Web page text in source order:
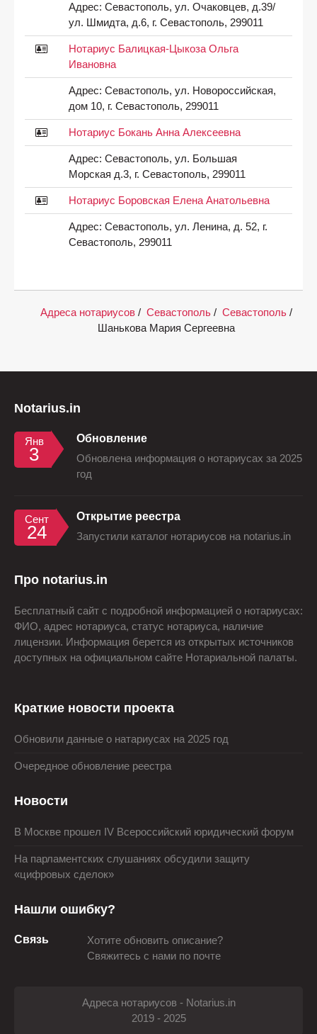
Адрес: Севастополь, ул. Очаковцев, д.39/
ул. Шмидта, д.6, г. Севастополь, 299011
Нотариус Балицкая-Цыкоза Ольга
Ивановна
Адрес: Севастополь, ул. Новороссийская,
дом 10, г. Севастополь, 299011
Нотариус Бокань Анна Алексеевна
Адрес: Севастополь, ул. Большая
Морская д.3, г. Севастополь, 299011
Нотариус Боровская Елена Анатольевна
Адрес: Севастополь, ул. Ленина, д. 52, г.
Севастополь, 299011
Адреса нотариусов / Севастополь / Севастополь /
Шанькова Мария Сергеевна
Notarius.in
Янв
3
Обновление
Обновлена информация о нотариусах за 2025
год
Сент
24
Открытие реестра
Запустили каталог нотариусов на notarius.in
Про notarius.in
Бесплатный сайт с подробной информацией о нотариусах:
ФИО, адрес нотариуса, статус нотариуса, наличие
лицензии. Информация берется из открытых источников
доступных на официальном сайте Нотариальной палаты.
Краткие новости проекта
Обновили данные о натариусах на 2025 год
Очередное обновление реестра
Новости
В Москве прошел IV Всероссийский юридический форум
На парламентских слушаниях обсудили защиту
«цифровых сделок»
Нашли ошибку?
Связь
Хотите обновить описание?
Свяжитесь с нами по почте
Адреса нотариусов - Notarius.in
2019 - 2025